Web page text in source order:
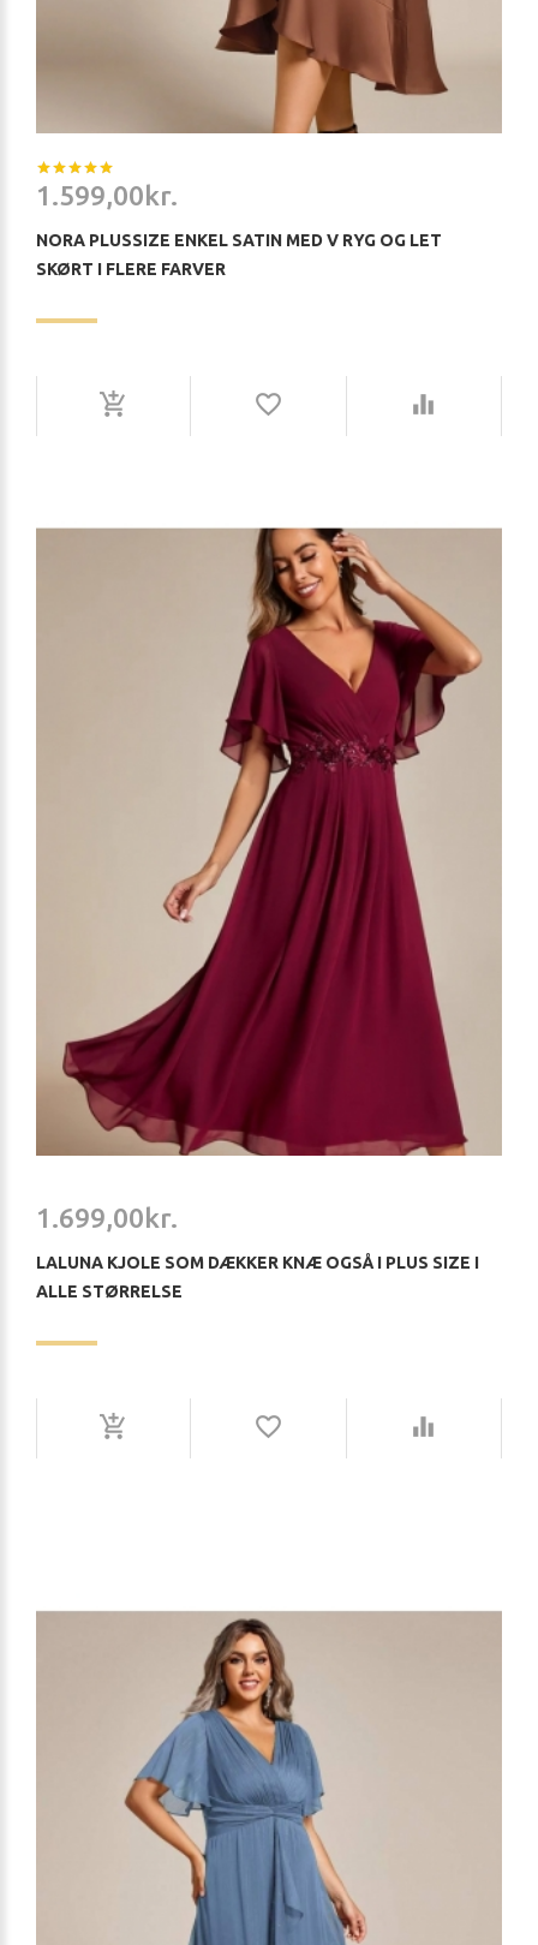
1.599,00kr.
NORA PLUSSIZE ENKEL SATIN MED V RYG OG LET
SKØRT I FLERE FARVER
1.699,00kr.
LALUNA KJOLE SOM DÆKKER KNÆ OGSÅ I PLUS SIZE I
ALLE STØRRELSE